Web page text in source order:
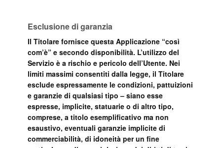
Esclusione di garanzia
Il Titolare fornisce questa Applicazione “così
com’è” e secondo disponibilità. L’utilizzo del
Servizio è a rischio e pericolo dell’Utente. Nei
limiti massimi consentiti dalla legge, il Titolare
esclude espressamente le condizioni, pattuizioni
e garanzie di qualsiasi tipo – siano esse
espresse, implicite, statuarie o di altro tipo,
comprese, a titolo esemplificativo ma non
esaustivo, eventuali garanzie implicite di
commerciabilità, di idoneità per un fine